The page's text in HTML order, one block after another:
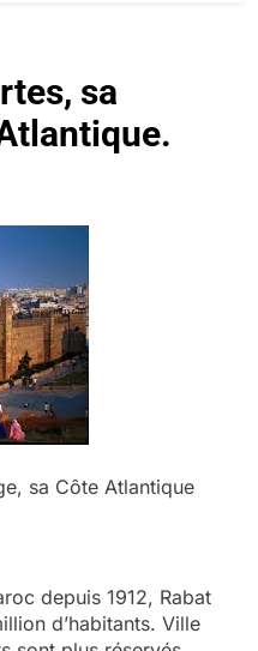
sa
sa Côte Atlantique
depuis 1912, Rabat
d’habitants. Ville